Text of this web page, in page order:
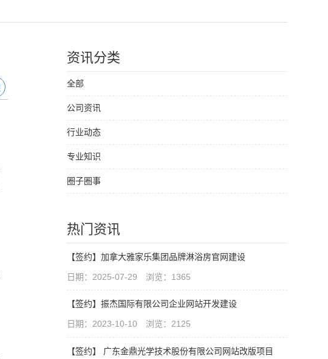
资讯分类
全部
公司资讯
行业动态
专业知识
圈子圈事
热门资讯
【签约】加拿大雅家乐集团品牌淋浴房官网建设
日期：2025-07-29 浏览：1365
【签约】振杰国际有限公司企业网站开发建设
日期：2023-10-10 浏览：2125
【签约】 广东金鼎光学技术股份有限公司网站改版项目